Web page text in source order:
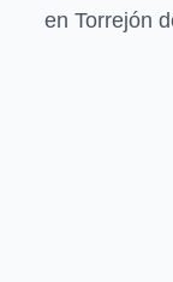
en Torrejón